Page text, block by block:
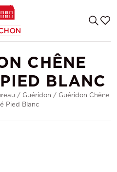
CHÊNE
BLANC
/ Guéridon / Guéridon Chêne
Pied Blanc